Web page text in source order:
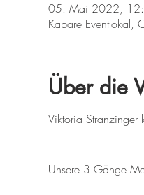
05. Mai 2022,
Kabare Eventlokal,
Über die
Viktoria
Unsere 3 Gänge